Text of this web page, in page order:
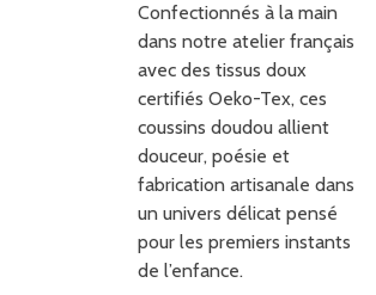
Confectionnés à la main
dans notre atelier français
avec des tissus doux
certifiés Oeko-Tex, ces
coussins doudou allient
douceur, poésie et
fabrication artisanale dans
un univers délicat pensé
pour les premiers instants
de l’enfance.